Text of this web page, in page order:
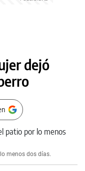
dejó
menos dos días.